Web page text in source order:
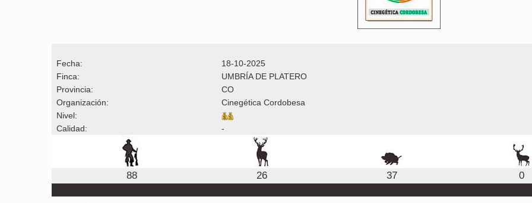
Fecha:
18-10-2025
Finca:
UMBRÍA DE PLATERO
Provincia:
CO
Organización:
Cinegética Cordobesa
Nivel:
Calidad:
-
88 26 37 0